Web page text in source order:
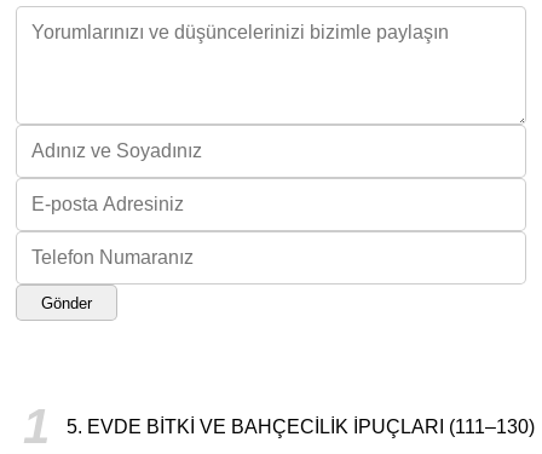
Gönder
1 5. EVDE BITKI VE BAHÇECILIK İPUÇLARI (111–130)